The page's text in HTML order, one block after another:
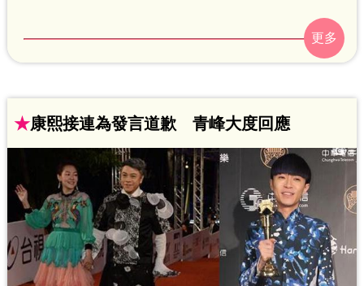
低金曲質感，又被拍到疑似因為沒有得獎
臭臉畫面，但今天董事長樂團出席「台北
「廟會五月天。」
★康熙接連為發言道歉 青峰大度回應